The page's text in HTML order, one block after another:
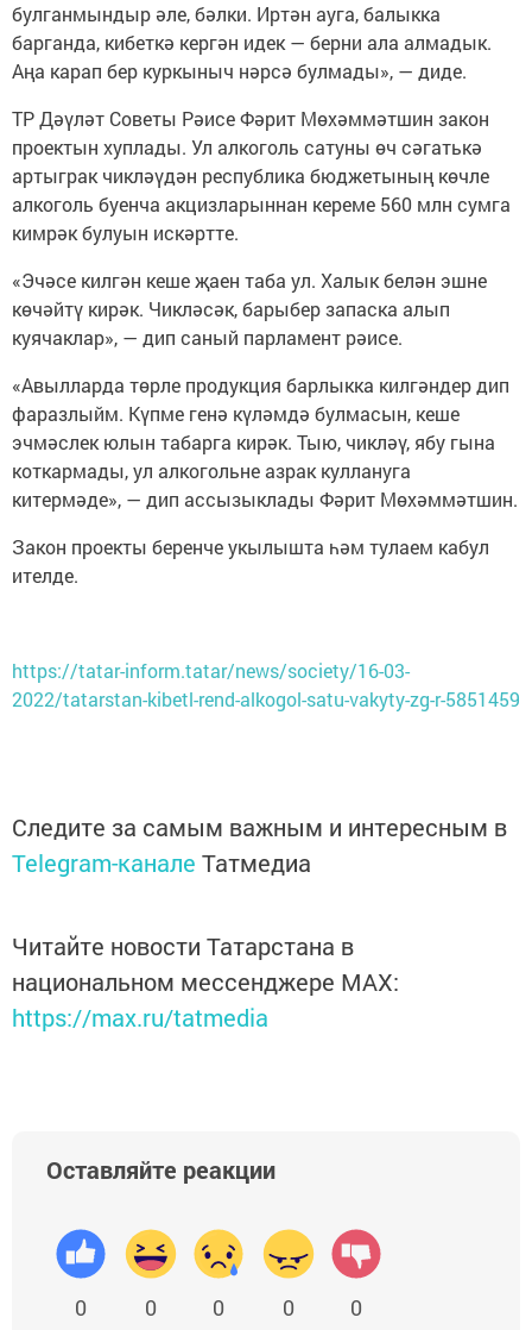
булганмындыр әле, бәлки. Иртән ауга, балыкка
барганда, кибеткә кергән идек — берни ала алмадык.
Аңа карап бер куркыныч нәрсә булмады», — диде.
ТР Дәүләт Советы Рәисе Фәрит Мөхәммәтшин закон
проектын хуплады. Ул алкоголь сатуны өч сәгатькә
артыграк чикләүдән республика бюджетының көчле
алкоголь буенча акцизларыннан кереме 560 млн сумга
кимрәк булуын искәртте.
«Эчәсе килгән кеше җаен таба ул. Халык белән эшне
көчәйтү кирәк. Чикләсәк, барыбер запаска алып
куячаклар», — дип саный парламент рәисе.
«Авылларда төрле продукция барлыкка килгәндер дип
фаразлыйм. Күпме генә күләмдә булмасын, кеше
эчмәслек юлын табарга кирәк. Тыю, чикләү, ябу гына
коткармады, ул алкогольне азрак куллануга
китермәде», — дип ассызыклады Фәрит Мөхәммәтшин.
Закон проекты беренче укылышта һәм тулаем кабул
ителде.
https://tatar-inform.tatar/news/society/16-03-
2022/tatarstan-kibetl-rend-alkogol-satu-vakyty-zg-r-5851459
Следите за самым важным и интересным в
Telegram-канале Татмедиа
Читайте новости Татарстана в
национальном мессенджере MАХ:
https://max.ru/tatmedia
Оставляйте реакции
0 0 0 0 0